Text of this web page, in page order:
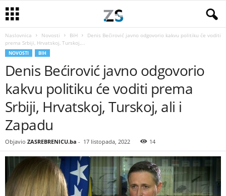
Naslovnica Novosti BiH
Denis Bećirović javno odgovorio kakvu politiku će voditi
prema Srbiji, Hrvatskoj, Turskoj,...
NOVOSTI BIH
Denis Bećirović javno odgovorio
kakvu politiku će voditi prema
Srbiji, Hrvatskoj, Turskoj, ali i
Zapadu
Objavio ZASREBRENICU.ba - 17 listopada, 2022 14